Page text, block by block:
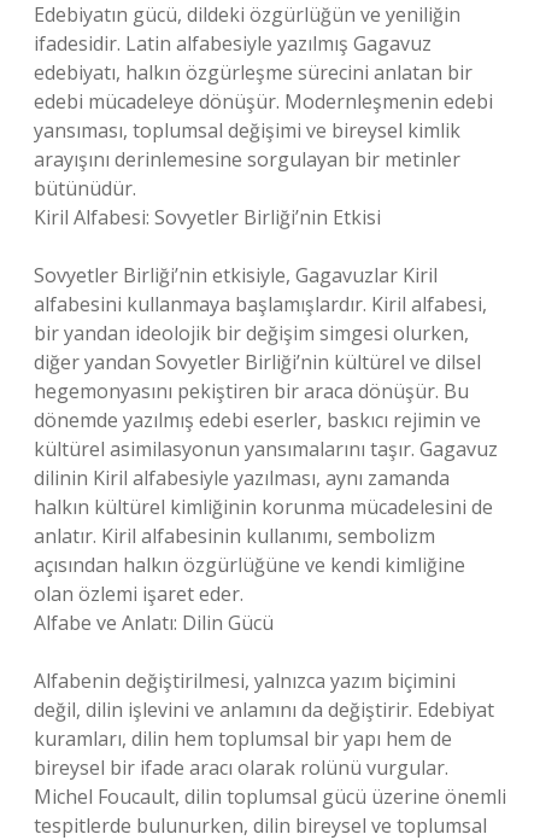
Edebiyatın gücü, dildeki özgürlüğün ve yeniliğin
ifadesidir. Latin alfabesiyle yazılmış Gagavuz
edebiyatı, halkın özgürleşme sürecini anlatan bir
edebi mücadeleye dönüşür. Modernleşmenin edebi
yansıması, toplumsal değişimi ve bireysel kimlik
arayışını derinlemesine sorgulayan bir metinler
bütünüdür.
Kiril Alfabesi: Sovyetler Birliği’nin Etkisi
Sovyetler Birliği’nin etkisiyle, Gagavuzlar Kiril
alfabesini kullanmaya başlamışlardır. Kiril alfabesi,
bir yandan ideolojik bir değişim simgesi olurken,
diğer yandan Sovyetler Birliği’nin kültürel ve dilsel
hegemonyasını pekiştiren bir araca dönüşür. Bu
dönemde yazılmış edebi eserler, baskıcı rejimin ve
kültürel asimilasyonun yansımalarını taşır. Gagavuz
dilinin Kiril alfabesiyle yazılması, aynı zamanda
halkın kültürel kimliğinin korunma mücadelesini de
anlatır. Kiril alfabesinin kullanımı, sembolizm
açısından halkın özgürlüğüne ve kendi kimliğine
olan özlemi işaret eder.
Alfabe ve Anlatı: Dilin Gücü
Alfabenin değiştirilmesi, yalnızca yazım biçimini
değil, dilin işlevini ve anlamını da değiştirir. Edebiyat
kuramları, dilin hem toplumsal bir yapı hem de
bireysel bir ifade aracı olarak rolünü vurgular.
Michel Foucault, dilin toplumsal gücü üzerine önemli
tespitlerde bulunurken, dilin bireysel ve toplumsal